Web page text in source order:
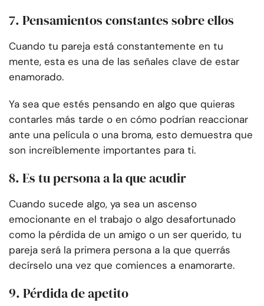
7. Pensamientos constantes sobre ellos
Cuando tu pareja está constantemente en tu
mente, esta es una de las señales clave de estar
enamorado.
Ya sea que estés pensando en algo que quieras
contarles más tarde o en cómo podrían reaccionar
ante una película o una broma, esto demuestra que
son increíblemente importantes para ti.
8. Es tu persona a la que acudir
Cuando sucede algo, ya sea un ascenso
emocionante en el trabajo o algo desafortunado
como la pérdida de un amigo o un ser querido, tu
pareja será la primera persona a la que querrás
decírselo una vez que comiences a enamorarte.
9. Pérdida de apetito